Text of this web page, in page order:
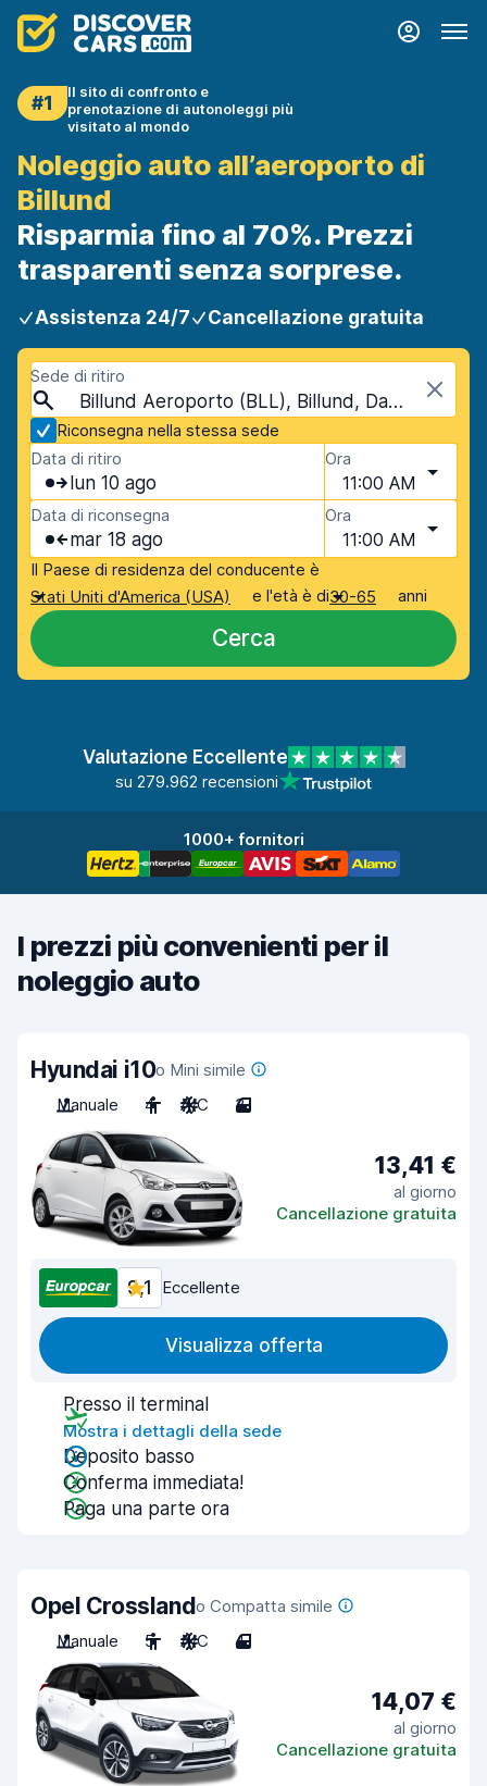
#1
Il sito di confronto e
prenotazione di autonoleggi più
visitato al mondo
Noleggio auto all’aeroporto di
Billund
Risparmia fino al 70%. Prezzi
trasparenti senza sorprese.
Assistenza 24/7 Cancellazione gratuita
Sede di ritiro
Billund Aeroporto (BLL), Billund, Danimarca
Riconsegna nella stessa sede
Data di ritiro
lun 10 ago
Ora
11:00 AM
Data di riconsegna
mar 18 ago
Ora
11:00 AM
Il Paese di residenza del conducente è
Stati Uniti d'America (USA)
e l'età è di30-65 anni
Cerca
Valutazione Eccellente
su 279.962 recensioni
1000+ fornitori
I prezzi più convenienti per il
noleggio auto
Hyundai i10o Mini simile
Manuale
4 A/C 3
13,41 €
al giorno
Cancellazione gratuita
9,1 Eccellente
Visualizza offerta
Presso il terminal
Mostra i dettagli della sede
Deposito basso
Conferma immediata!
Paga una parte ora
Opel Crosslando Compatta simile
Manuale
5 A/C 4
14,07 €
al giorno
Cancellazione gratuita